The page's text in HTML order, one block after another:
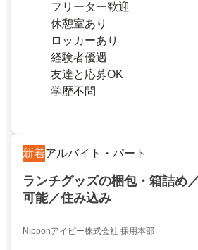
フリーター歓迎
休憩室あり
ロッカーあり
経験者優遇
友達と応募OK
学歴不問
新着アルバイト・パート
ランチグッズの梱包・箱詰め
可能／住み込み
Nipponアイピー株式会社 採用本部